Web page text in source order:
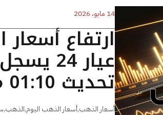
14 مايو، 2026
ارتفاع
تحديث 01:10 مساءًا
أسعار الذهب,أسعار الذهب اليوم,الذهب,